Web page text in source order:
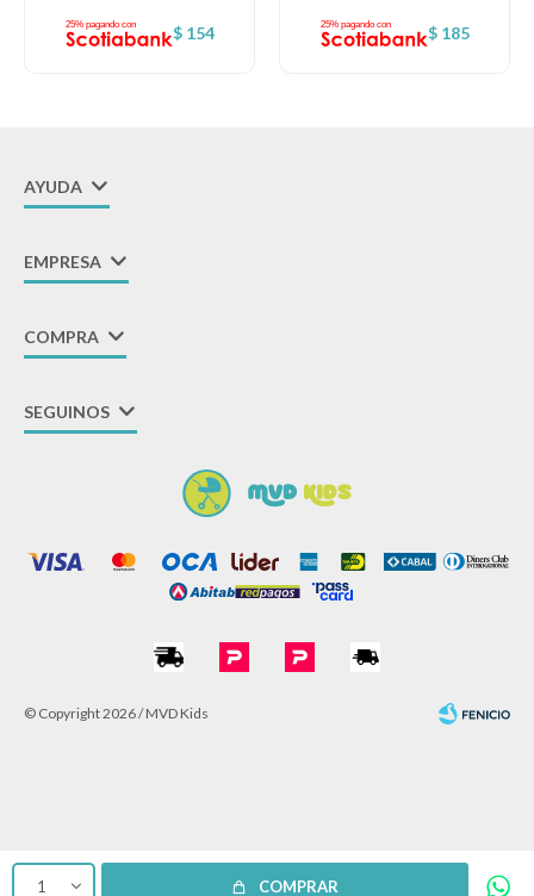
1 COMPRAR
$ 154 $ 185
AYUDA
EMPRESA
COMPRA
SEGUINOS
© Copyright 2026 / MVD Kids